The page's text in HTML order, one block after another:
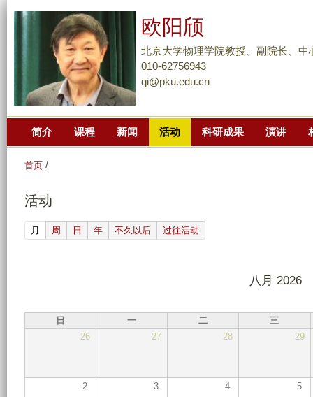
到
主
欧阳颀
北京大学物理学院教授、副院长、中
010-62756943
qi@pku.edu.cn
简介 课程 新闻 活动 科研成果 演讲
首页 /
活动
月 (active tab)
周 日 年 不久以后 过往活动
八月 2026
日 一 二
三
26
27 28 29
2 3 4 5